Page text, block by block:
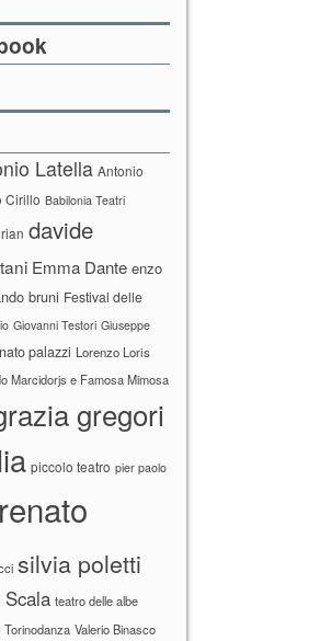
Latella Antonio
Cirillo Babilonia Teatri
davide
Emma Dante enzo
bruni Festival delle
Giovanni Testori Giuseppe
palazzi Lorenzo Loris
Marcidorjs e Famosa Mimosa
gregori
piccolo teatro pier paolo
renato
silvia poletti
Scala teatro delle albe
Torinodanza Valerio Binasco